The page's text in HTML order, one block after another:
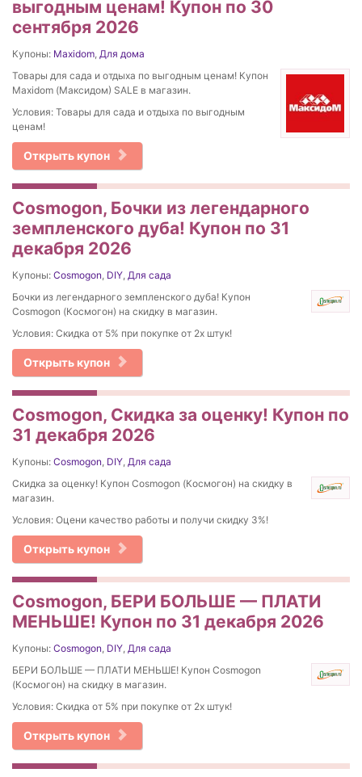
выгодным ценам! Купон по 30
сентября 2026
Купоны: Maxidom, Для дома
Товары для сада и отдыха по выгодным ценам! Купон
Maxidom (Максидом) SALE в магазин.
Условия: Товары для сада и отдыха по выгодным
ценам!
Открыть купон
Cosmogon, Бочки из легендарного
земпленского дуба! Купон по 31
декабря 2026
Купоны: Cosmogon, DIY, Для сада
Бочки из легендарного земпленского дуба! Купон
Cosmogon (Космогон) на скидку в магазин.
Условия: Скидка от 5% при покупке от 2х штук!
Открыть купон
Cosmogon, Скидка за оценку! Купон по
31 декабря 2026
Купоны: Cosmogon, DIY, Для сада
Скидка за оценку! Купон Cosmogon (Космогон) на скидку в
магазин.
Условия: Оцени качество работы и получи скидку 3%!
Открыть купон
Cosmogon, БЕРИ БОЛЬШЕ — ПЛАТИ
МЕНЬШЕ! Купон по 31 декабря 2026
Купоны: Cosmogon, DIY, Для сада
БЕРИ БОЛЬШЕ — ПЛАТИ МЕНЬШЕ! Купон Cosmogon
(Космогон) на скидку в магазин.
Условия: Скидка от 5% при покупке от 2х штук!
Открыть купон